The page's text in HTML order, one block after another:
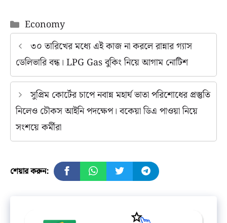
Categories
Economy
৩০ তারিখের মধ্যে এই কাজ না করলে রান্নার গ্যাস
ডেলিভারি বন্ধ। LPG Gas বুকিং নিয়ে আগাম নোটিশ
সুপ্রিম কোর্টের চাপে নবান্ন মহার্ঘ ভাতা পরিশোধের প্রস্তুতি
নিলেও চৌকস আইনি পদক্ষেপ। বকেয়া ডিএ পাওয়া নিয়ে
সংশয়ে কর্মীরা
শেয়ার করুন: